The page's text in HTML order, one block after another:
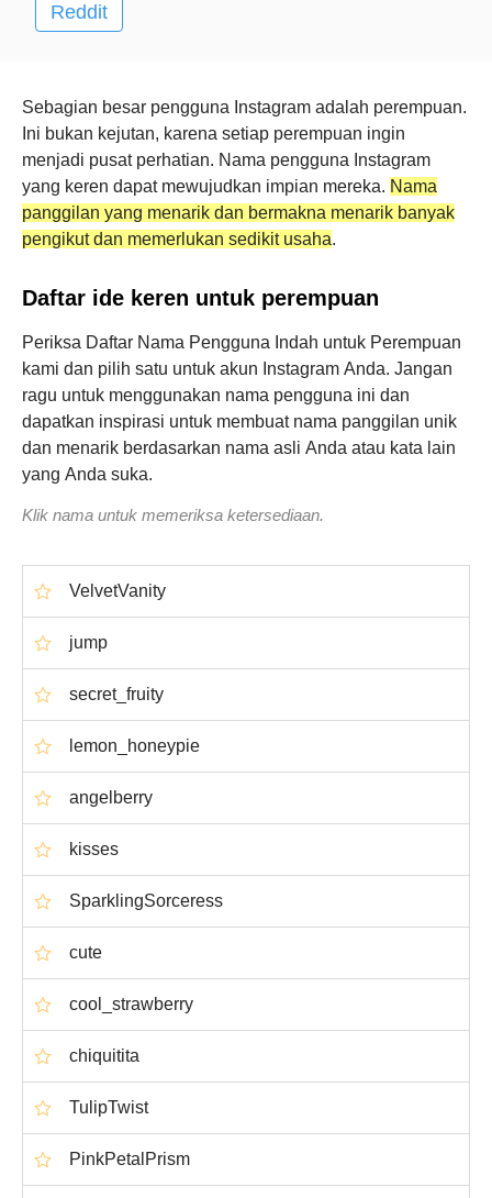
Reddit
Sebagian besar pengguna Instagram adalah perempuan.
Ini bukan kejutan, karena setiap perempuan ingin
menjadi pusat perhatian. Nama pengguna Instagram
yang keren dapat mewujudkan impian mereka. Nama
panggilan yang menarik dan bermakna menarik banyak
pengikut dan memerlukan sedikit usaha.
Daftar ide keren untuk perempuan
Periksa Daftar Nama Pengguna Indah untuk Perempuan
kami dan pilih satu untuk akun Instagram Anda. Jangan
ragu untuk menggunakan nama pengguna ini dan
dapatkan inspirasi untuk membuat nama panggilan unik
dan menarik berdasarkan nama asli Anda atau kata lain
yang Anda suka.
Klik nama untuk memeriksa ketersediaan.
VelvetVanity
jump
secret_fruity
lemon_honeypie
angelberry
kisses
SparklingSorceress
cute
cool_strawberry
chiquitita
TulipTwist
PinkPetalPrism